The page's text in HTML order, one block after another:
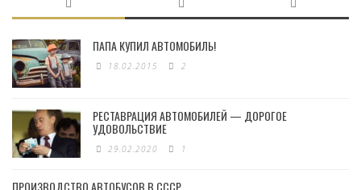
ПАПА КУПИЛ АВТОМОБИЛЬ!
18.02.2015 2
РЕСТАВРАЦИЯ АВТОМОБИЛЕЙ — ДОРОГОЕ
УДОВОЛЬСТВИЕ
29.02.2020 1
ПРОИЗВОДСТВО АВТОБУСОВ В СССР